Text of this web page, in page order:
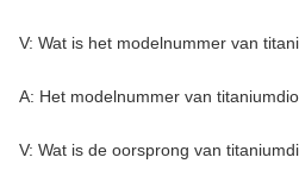
V: Wat is het modelnummer van
A: Het modelnummer van
V: Wat is de oorsprong van